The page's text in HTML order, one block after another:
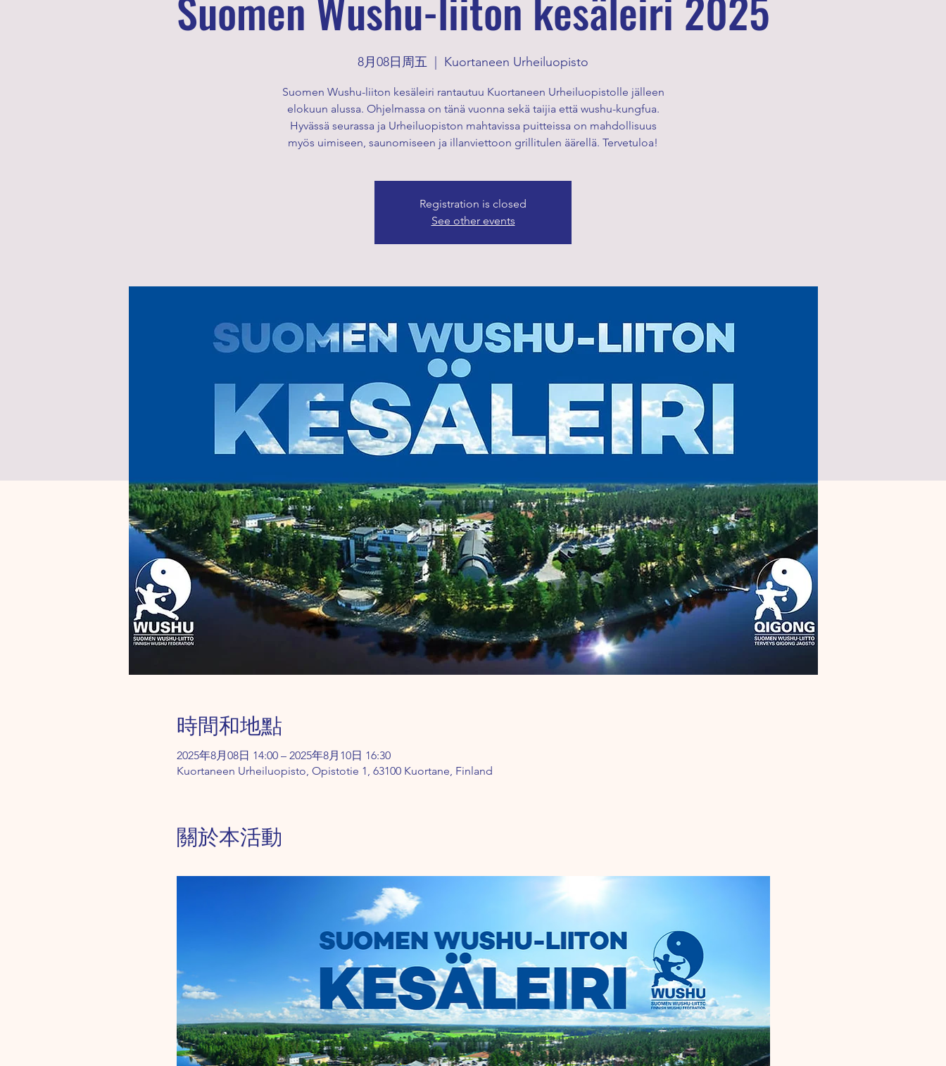
8月08日周五 Kuortaneen Urheiluopisto
Suomen Wushu-liiton kesäleiri rantautuu Kuortaneen Urheiluopistolle jälleen
elokuun alussa. Ohjelmassa on tänä vuonna sekä taijia että wushu-kungfua.
Hyvässä seurassa ja Urheiluopiston mahtavissa puitteissa on mahdollisuus
myös uimiseen, saunomiseen ja illanviettoon grillitulen äärellä. Tervetuloa!
Registration is closed
See other events
時間和地點
2025年8月08日 14:00 – 2025年8月10日 16:30
Kuortaneen Urheiluopisto, Opistotie 1, 63100 Kuortane, Finland
關於本活動